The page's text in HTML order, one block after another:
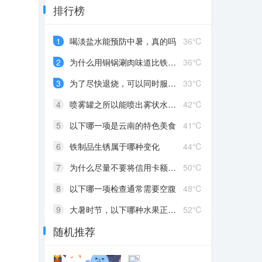
排行榜
36℃
1
喝淡盐水能预防中暑，真的吗
36℃
2
为什么用铜锅涮肉味道比铁锅更鲜美
33℃
3
为了尽快退烧，可以同时服用多种退烧药
42℃
4
喷雾罐之所以能喷出雾状水珠，主要是因为
41℃
5
以下哪一项是云南的特色美食
44℃
6
铁制品生锈属于哪种变化
50℃
7
为什么尽量不要将信用卡额度告诉他人
48℃
8
以下哪一项检查通常需要空腹
52℃
9
大暑时节，以下哪种水果正是成熟之际
10 手机快充主要采用哪种方式提升充电速度
随机推荐